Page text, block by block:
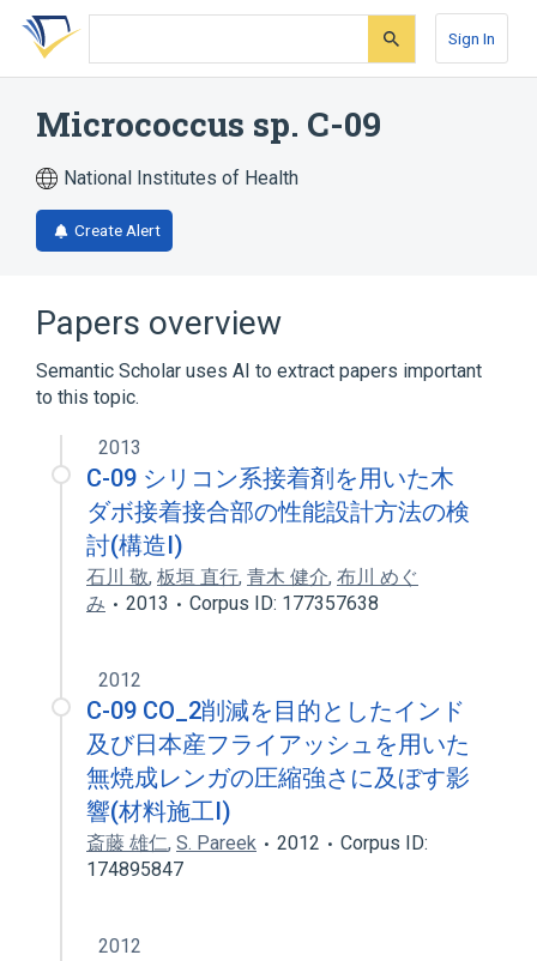
Skip
search
Skip
Skip
account
Sign In
Micrococcus sp. C-09
National Institutes of Health
Create Alert
Papers overview
Semantic Scholar uses AI to extract papers important
to this topic.
2013
C-09 シリコン系接着剤を用いた木
ダボ接着接合部の性能設計方法の検
討(構造I)
石川 敬, 板垣 直行, 青木 健介, 布川 めぐ
み
2013 Corpus ID: 177357638
2012
C-09 CO_2削減を目的としたインド
及び日本産フライアッシュを用いた
無焼成レンガの圧縮強さに及ぼす影
響(材料施工I)
斎藤 雄仁, S. Pareek 2012
Corpus ID:
174895847
2012